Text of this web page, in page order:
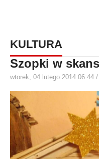
KULTURA
Szopki w
wtorek, 04 lutego 2014 06:44 /